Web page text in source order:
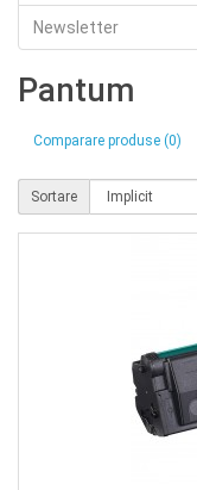
Newsletter
Pantum
Comparare produse (0)
Sortare